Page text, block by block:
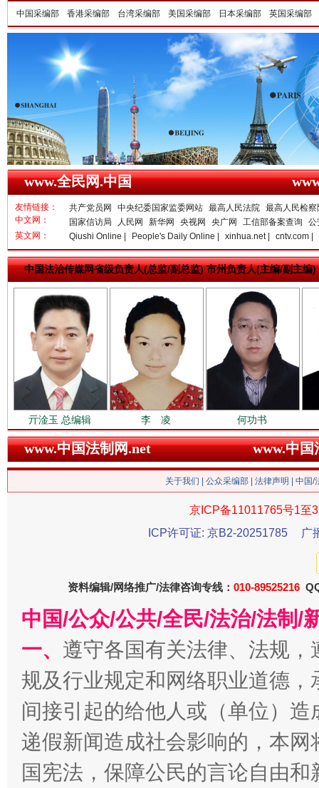
雄关漫道展新颜 “
衣柜里的秘密 高速路
春天里的科技盛宴
巳巳如意，开工大吉！ 三轮上
中国采编部 香港采编部 台湾采编部 美国采编部 日本采编部 英国采编部
www.全民网.中国
友情链接：
中文网：
共产党员网 中央纪委国家监委网站 最高人民法院 最高人民检察
国家信访局
人民网 新华网 央视网 央广网 工信部备案查询
公
英文网：
Qiushi Online | People's Daily Online | xinhua.net | cntv.com |
中国法治传媒网省级负责人(总监/副总监) 市州负责人(主编/副主
亓淦玉 总编辑
李 凌 何功书
亓淦玉 总编辑 李 凌 何功书
www.中国法制网.net www.中
关于我们 公众采编部 法律声明 | 中国
京ICP备11011765号1至
ICP许可证: 京B2-20251785
广
资料编辑/网络推广/法律咨询专线： 010-89525216
中国/公众/公共/全民/法治/法制/
一、 遵守各国有关法律、法规
规及行业规定和网络职业道德
间接引起的给他人或（单位）
递假新闻造成社会影响的，本
国宪法，保障公民的言论自由